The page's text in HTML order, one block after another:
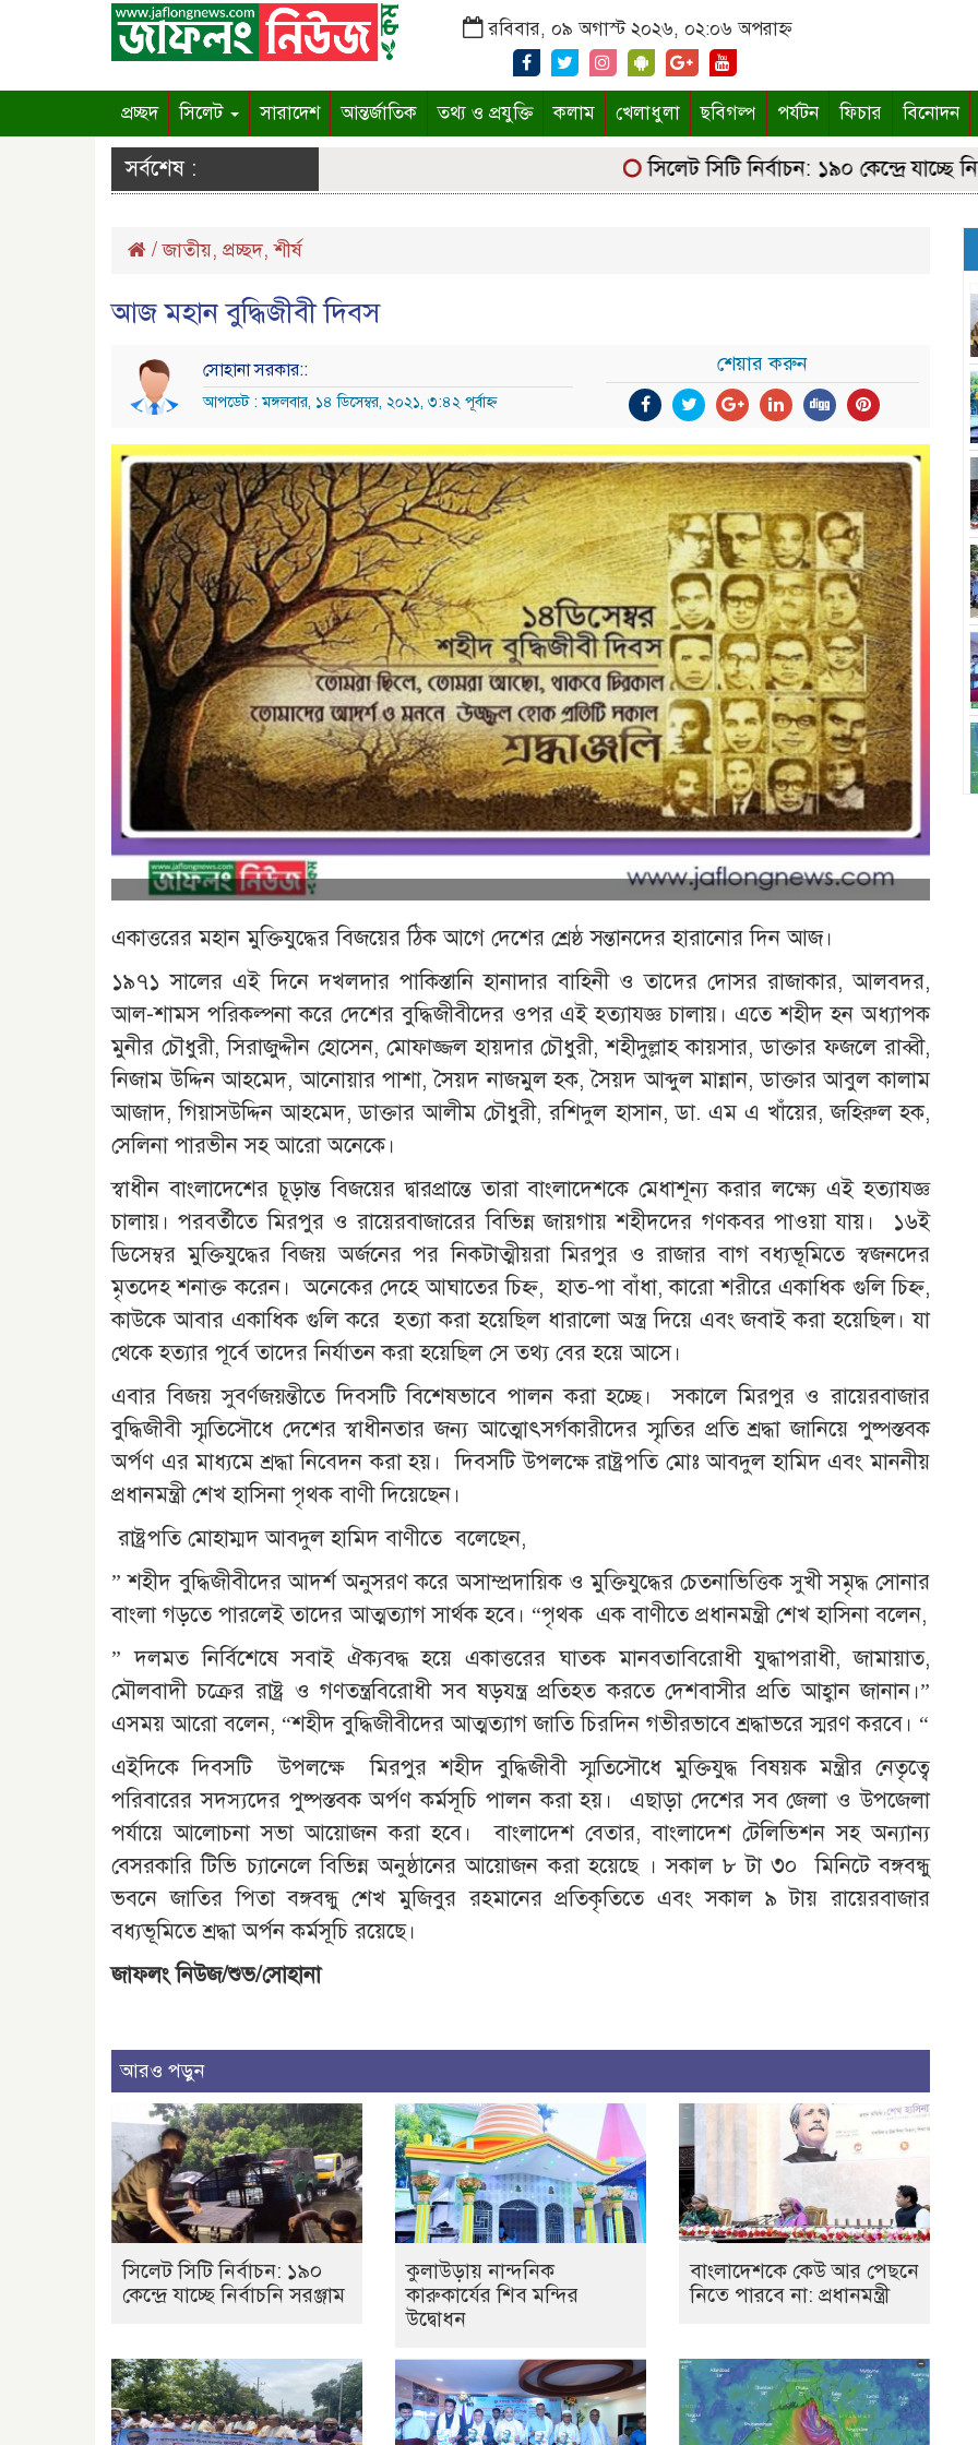
রবিবার, ০৯ অগাস্ট ২০২৬, ০২:০৬ অপরাহ্ন
প্রচ্ছদ সিলেট সারাদেশ আন্তর্জাতিক তথ্য ও প্রযুক্তি কলাম খেলাধুলা ছবিগল্প পর্যটন ফিচার বিনোদন
সর্বশেষ : সিলেট সিটি নির্বাচন: ১৯০ কেন্দ্রে যাচ্ছে
/জাতীয়, প্রচ্ছদ,শীর্ষ
আজ মহান বুদ্ধিজীবী দিবস
সোহানা সরকার::
আপডেট : মঙ্গলবার, ১৪ ডিসেম্বর, ২০২১, ৩:৪২ পূর্বাহ্ন
শেয়ার করুন
একাত্তরের মহান মুক্তিযুদ্ধের বিজয়ের ঠিক আগে দেশের শ্রেষ্ঠ সন্তানদের হারানোর দিন আজ।
১৯৭১ সালের এই দিনে দখলদার পাকিস্তানি হানাদার বাহিনী ও তাদের দোসর রাজাকার, আলবদর,
আল-শামস পরিকল্পনা করে দেশের বুদ্ধিজীবীদের ওপর এই হত্যাযজ্ঞ চালায়। এতে শহীদ হন অধ্যাপক
মুনীর চৌধুরী, সিরাজুদ্দীন হোসেন, মোফাজ্জল হায়দার চৌধুরী, শহীদুল্লাহ কায়সার, ডাক্তার ফজলে রাব্বী,
নিজাম উদ্দিন আহমেদ, আনোয়ার পাশা, সৈয়দ নাজমুল হক, সৈয়দ আব্দুল মান্নান, ডাক্তার আবুল কালাম
আজাদ, গিয়াসউদ্দিন আহমেদ, ডাক্তার আলীম চৌধুরী, রশিদুল হাসান, ডা. এম এ খাঁয়ের, জহিরুল হক,
সেলিনা পারভীন সহ আরো অনেকে।
স্বাধীন বাংলাদেশের চূড়ান্ত বিজয়ের দ্বারপ্রান্তে তারা বাংলাদেশকে মেধাশূন্য করার লক্ষ্যে এই হত্যাযজ্ঞ
চালায়। পরবর্তীতে মিরপুর ও রায়েরবাজারের বিভিন্ন জায়গায় শহীদদের গণকবর পাওয়া যায়। ১৬ই
ডিসেম্বর মুক্তিযুদ্ধের বিজয় অর্জনের পর নিকটাত্মীয়রা মিরপুর ও রাজার বাগ বধ্যভূমিতে স্বজনদের
মৃতদেহ শনাক্ত করেন। অনেকের দেহে আঘাতের চিহ্ন, হাত-পা বাঁধা, কারো শরীরে একাধিক গুলি চিহ্ন,
কাউকে আবার একাধিক গুলি করে হত্যা করা হয়েছিল ধারালো অস্ত্র দিয়ে এবং জবাই করা হয়েছিল। যা
থেকে হত্যার পূর্বে তাদের নির্যাতন করা হয়েছিল সে তথ্য বের হয়ে আসে।
এবার বিজয় সুবর্ণজয়ন্তীতে দিবসটি বিশেষভাবে পালন করা হচ্ছে। সকালে মিরপুর ও রায়েরবাজার
বুদ্ধিজীবী স্মৃতিসৌধে দেশের স্বাধীনতার জন্য আত্মোৎসর্গকারীদের স্মৃতির প্রতি শ্রদ্ধা জানিয়ে পুষ্পস্তবক
অর্পণ এর মাধ্যমে শ্রদ্ধা নিবেদন করা হয়। দিবসটি উপলক্ষে রাষ্ট্রপতি মোঃ আবদুল হামিদ এবং মাননীয়
প্রধানমন্ত্রী শেখ হাসিনা পৃথক বাণী দিয়েছেন।
রাষ্ট্রপতি মোহাম্মদ আবদুল হামিদ বাণীতে বলেছেন,
” শহীদ বুদ্ধিজীবীদের আদর্শ অনুসরণ করে অসাম্প্রদায়িক ও মুক্তিযুদ্ধের চেতনাভিত্তিক সুখী সমৃদ্ধ সোনার
বাংলা গড়তে পারলেই তাদের আত্মত্যাগ সার্থক হবে। “পৃথক এক বাণীতে প্রধানমন্ত্রী শেখ হাসিনা বলেন,
” দলমত নির্বিশেষে সবাই ঐক্যবদ্ধ হয়ে একাত্তরের ঘাতক মানবতাবিরোধী যুদ্ধাপরাধী, জামায়াত,
মৌলবাদী চক্রের রাষ্ট্র ও গণতন্ত্রবিরোধী সব ষড়যন্ত্র প্রতিহত করতে দেশবাসীর প্রতি আহ্বান জানান।”
এসময় আরো বলেন, “শহীদ বুদ্ধিজীবীদের আত্মত্যাগ জাতি চিরদিন গভীরভাবে শ্রদ্ধাভরে স্মরণ করবে। “
এইদিকে দিবসটি উপলক্ষে মিরপুর শহীদ বুদ্ধিজীবী স্মৃতিসৌধে মুক্তিযুদ্ধ বিষয়ক মন্ত্রীর নেতৃত্বে
পরিবারের সদস্যদের পুষ্পস্তবক অর্পণ কর্মসূচি পালন করা হয়। এছাড়া দেশের সব জেলা ও উপজেলা
পর্যায়ে আলোচনা সভা আয়োজন করা হবে। বাংলাদেশ বেতার, বাংলাদেশ টেলিভিশন সহ অন্যান্য
বেসরকারি টিভি চ্যানেলে বিভিন্ন অনুষ্ঠানের আয়োজন করা হয়েছে । সকাল ৮ টা ৩০ মিনিটে বঙ্গবন্ধু
ভবনে জাতির পিতা বঙ্গবন্ধু শেখ মুজিবুর রহমানের প্রতিকৃতিতে এবং সকাল ৯ টায় রায়েরবাজার
বধ্যভূমিতে শ্রদ্ধা অর্পন কর্মসূচি রয়েছে।
জাফলং নিউজ/শুভ/সোহানা
আরও পড়ুন
সিলেট সিটি নির্বাচন: ১৯০
কেন্দ্রে যাচ্ছে নির্বাচনি সরঞ্জাম
কুলাউড়ায় নান্দনিক
কারুকার্যের শিব মন্দির
উদ্বোধন
বাংলাদেশকে কেউ আর পেছনে
নিতে পারবে না: প্রধানমন্ত্রী